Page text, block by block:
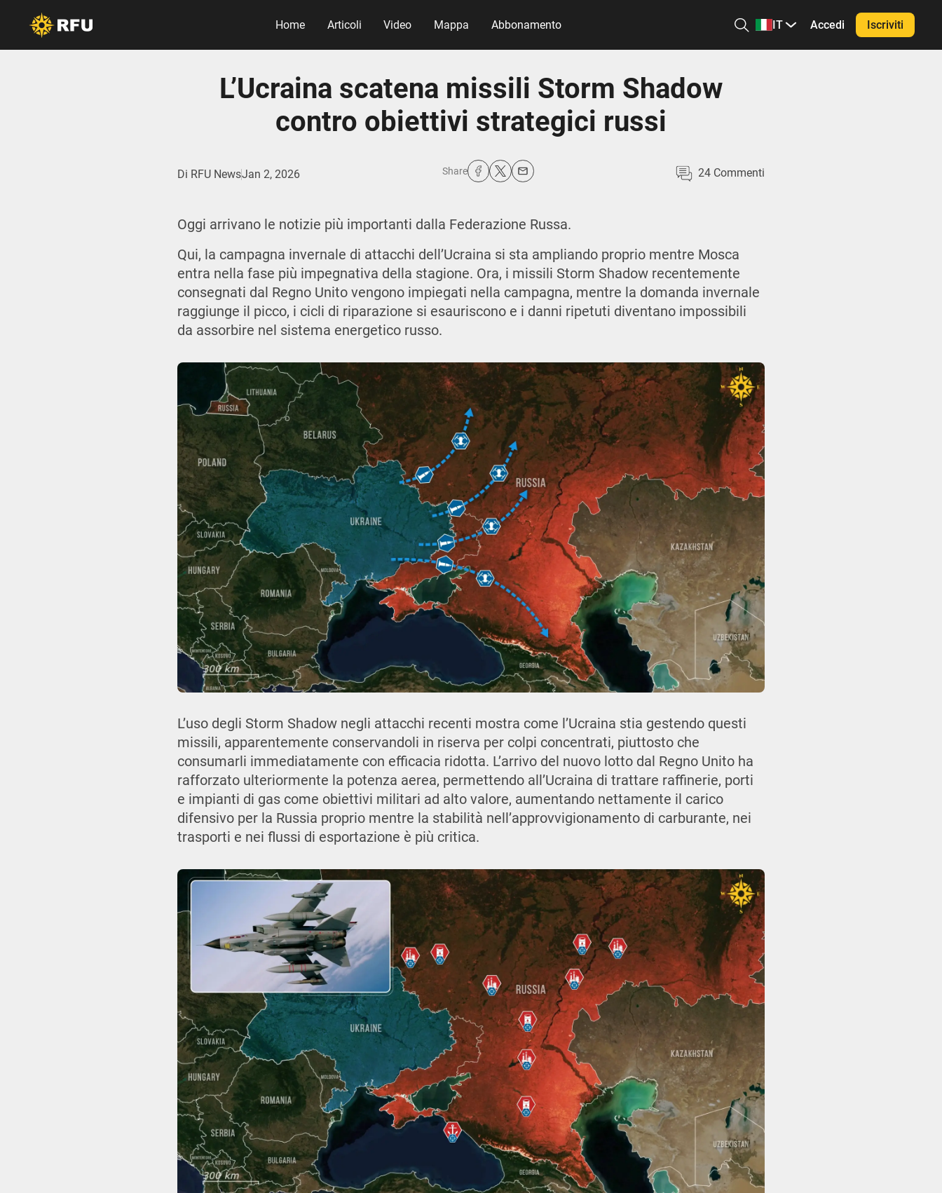
Home Articoli Video Mappa Abbonamento IT Accedi Iscriviti
L’Ucraina scatena missili Storm Shadow
contro obiettivi strategici russi
Di RFU NewsJan 2, 2026 Share 24Commenti
Oggi arrivano le notizie più importanti dalla Federazione Russa.
Qui, la campagna invernale di attacchi dell’Ucraina si sta ampliando proprio mentre Mosca
entra nella fase più impegnativa della stagione. Ora, i missili Storm Shadow recentemente
consegnati dal Regno Unito vengono impiegati nella campagna, mentre la domanda invernale
raggiunge il picco, i cicli di riparazione si esauriscono e i danni ripetuti diventano impossibili
da assorbire nel sistema energetico russo.
L’uso degli Storm Shadow negli attacchi recenti mostra come l’Ucraina stia gestendo questi
missili, apparentemente conservandoli in riserva per colpi concentrati, piuttosto che
consumarli immediatamente con efficacia ridotta. L’arrivo del nuovo lotto dal Regno Unito ha
rafforzato ulteriormente la potenza aerea, permettendo all’Ucraina di trattare raffinerie, porti
e impianti di gas come obiettivi militari ad alto valore, aumentando nettamente il carico
difensivo per la Russia proprio mentre la stabilità nell’approvvigionamento di carburante, nei
trasporti e nei flussi di esportazione è più critica.